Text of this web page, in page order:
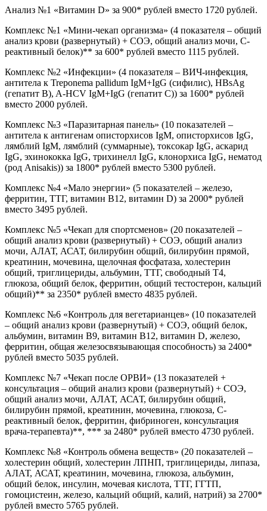
Анализ №1 «Витамин D» за 900* рублей вместо 1720 рублей.
Комплекс №1 «Мини-чекап организма» (4 показателя – общий
анализ крови (развернутый) + СОЭ, общий анализ мочи, С-
реактивный белок)** за 600* рублей вместо 1115 рублей.
Комплекс №2 «Инфекции» (4 показателя – ВИЧ-инфекция,
антитела к Treponema pallidum IgM+IgG (сифилис), HBsAg
(гепатит B), A-HCV IgM+IgG (гепатит C)) за 1600* рублей
вместо 2000 рублей.
Комплекс №3 «Паразитарная панель» (10 показателей –
антитела к антигенам описторхисов IgM, описторхисов IgG,
лямблий IgM, лямблий (суммарные), токсокар IgG, аскарид
IgG, эхинококка IgG, трихинелл IgG, клонорхиса IgG, нематод
(род Anisakis)) за 1800* рублей вместо 5300 рублей.
Комплекс №4 «Мало энергии» (5 показателей – железо,
ферритин, ТТГ, витамин В12, витамин D) за 2000* рублей
вместо 3495 рублей.
Комплекс №5 «Чекап для спортсменов» (20 показателей –
общий анализ крови (развернутый) + СОЭ, общий анализ
мочи, АЛАТ, АСАТ, билирубин общий, билирубин прямой,
креатинин, мочевина, щелочная фосфатаза, холестерин
общий, триглицериды, альбумин, ТТГ, свободный Т4,
глюкоза, общий белок, ферритин, общий тестостерон, кальций
общий)** за 2350* рублей вместо 4835 рублей.
Комплекс №6 «Контроль для вегетарианцев» (10 показателей
– общий анализ крови (развернутый) + СОЭ, общий белок,
альбумин, витамин В9, витамин В12, витамин D, железо,
ферритин, общая железосвязывающая способность) за 2400*
рублей вместо 5035 рублей.
Комплекс №7 «Чекап после ОРВИ» (13 показателей +
консультация – общий анализ крови (развернутый) + СОЭ,
общий анализ мочи, АЛАТ, АСАТ, билирубин общий,
билирубин прямой, креатинин, мочевина, глюкоза, С-
реактивный белок, ферритин, фибриноген, консультация
врача-терапевта)**, *** за 2480* рублей вместо 4730 рублей.
Комплекс №8 «Контроль обмена веществ» (20 показателей –
холестерин общий, холестерин ЛПНП, триглицериды, липаза,
АЛАТ, АСАТ, креатинин, мочевина, глюкоза, альбумин,
общий белок, инсулин, мочевая кислота, ТТГ, ГГТП,
гомоцистеин, железо, кальций общий, калий, натрий) за 2700*
рублей вместо 5765 рублей.